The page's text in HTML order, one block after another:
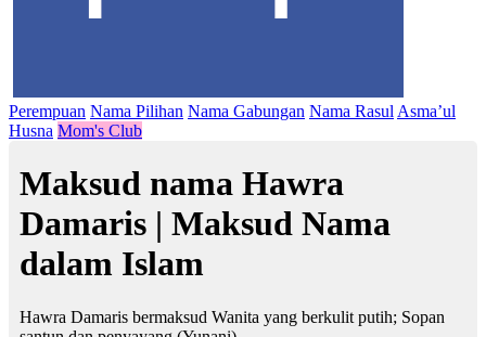
Perempuan Nama Pilihan Nama Gabungan Nama Rasul Asma’ul
Husna Mom's Club
Maksud nama Hawra
Damaris | Maksud Nama
dalam Islam
Hawra Damaris bermaksud Wanita yang berkulit putih; Sopan